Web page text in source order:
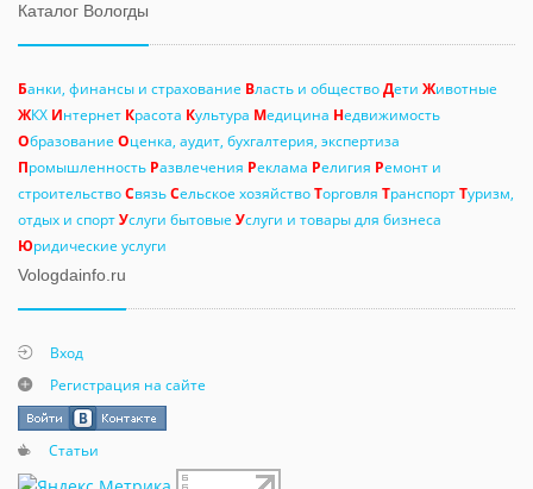
Каталог Вологды
Банки, финансы и страхование Власть и обществоДети Животные
ЖКХ Интернет Красота Культура Медицина Недвижимость
Образование Оценка, аудит, бухгалтерия, экспертиза
Промышленность Развлечения Реклама Религия Ремонт и
строительствоСвязьСельское хозяйствоТорговля ТранспортТуризм,
отдых и спортУслуги бытовые Услуги и товары для бизнеса
Юридические услуги
Vologdainfo.ru
Вход
Регистрация на сайте
Статьи